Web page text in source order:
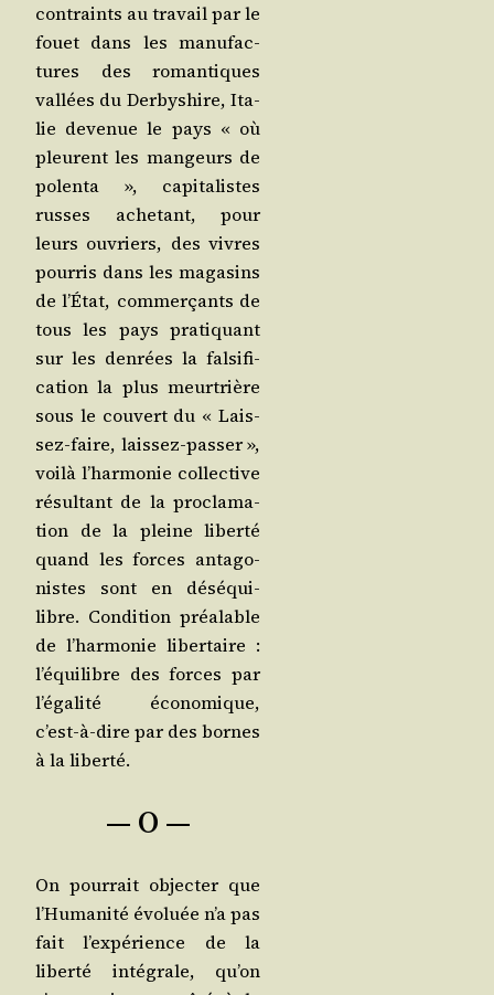
contraints au tra­vail par le
fouet dans les manu­fac­
tures des roman­tiques
val­lées du Der­by­shire, Ita­
lie deve­nue le pays « où
pleurent les man­geurs de
polen­ta », capi­ta­listes
russes ache­tant, pour
leurs ouvriers, des vivres
pour­ris dans les maga­sins
de l’É­tat, com­mer­çants de
tous les pays pra­ti­quant
sur les den­rées la fal­si­fi­
ca­tion la plus meur­trière
sous le cou­vert du « Lais­
sez-faire, lais­sez-pas­ser »,
voi­là l’har­mo­nie col­lec­tive
résul­tant de la pro­cla­ma­
tion de la pleine liber­té
quand les forces anta­go­
nistes sont en dés­équi­
libre. Condi­tion préa­lable
de l’har­mo­nie liber­taire :
l’é­qui­libre des forces par
l’é­ga­li­té éco­no­mique,
c’est-à-dire par des bornes
à la liberté.
— O —
On pour­rait objec­ter que
l’Hu­ma­ni­té évo­luée n’a pas
fait l’ex­pé­rience de la
liber­té inté­grale, qu’on